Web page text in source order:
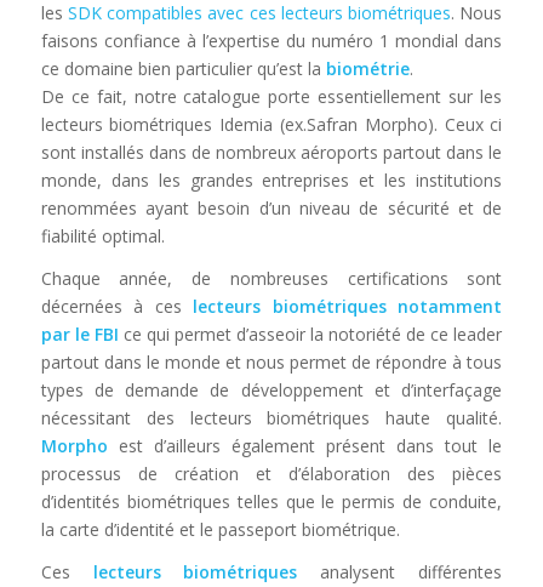
les SDK compatibles avec ces lecteurs biométriques. Nous
faisons confiance à l’expertise du numéro 1 mondial dans
ce domaine bien particulier qu’est la biométrie.
De ce fait, notre catalogue porte essentiellement sur les
lecteurs biométriques Idemia (ex.Safran Morpho). Ceux ci
sont installés dans de nombreux aéroports partout dans le
monde, dans les grandes entreprises et les institutions
renommées ayant besoin d’un niveau de sécurité et de
fiabilité optimal.
Chaque année, de nombreuses certifications sont
décernées à ces lecteurs biométriques notamment
par le FBI ce qui permet d’asseoir la notoriété de ce leader
partout dans le monde et nous permet de répondre à tous
types de demande de développement et d’interfaçage
nécessitant des lecteurs biométriques haute qualité.
Morpho est d’ailleurs également présent dans tout le
processus de création et d’élaboration des pièces
d’identités biométriques telles que le permis de conduite,
la carte d’identité et le passeport biométrique.
Ces lecteurs biométriques analysent différentes